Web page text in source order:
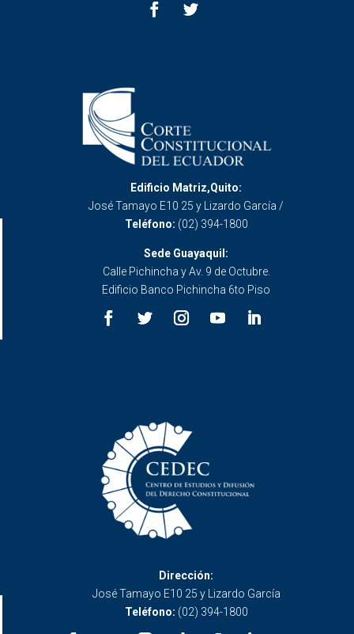
Edificio Matriz,Quito:
José Tamayo E10 25 y Lizardo García /
Teléfono: (02) 394-1800
Sede Guayaquil:
Calle Pichincha y Av. 9 de Octubre.
Edificio Banco Pichincha 6to Piso
Dirección:
José Tamayo E10 25 y Lizardo García
Teléfono: (02) 394-1800